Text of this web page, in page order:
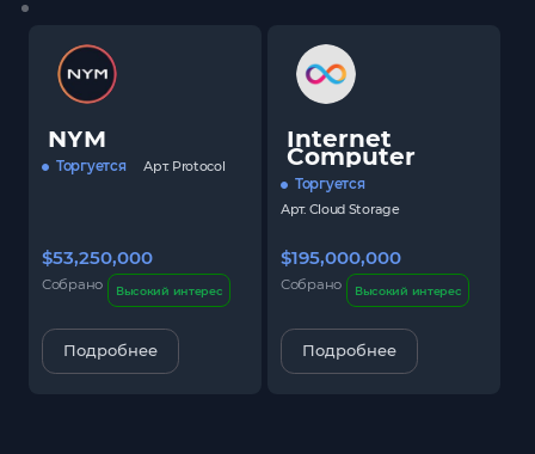
NYM
Торгуется Арт. Protocol
$53,250,000
Собрано Высокий интерес
Подробнее
Internet
Computer
Торгуется
Арт. Cloud Storage
$195,000,000
Собрано Высокий интерес
Подробнее